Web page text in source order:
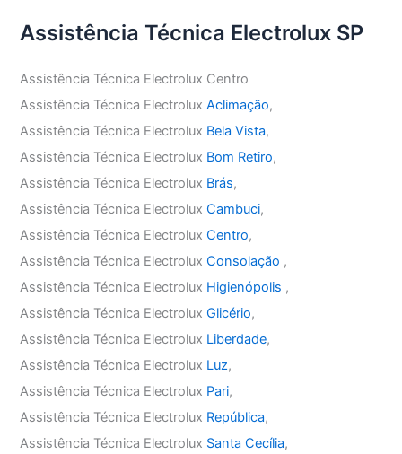
Assistência Técnica Electrolux SP
Assistência Técnica Electrolux Centro
Assistência Técnica ElectroluxAclimação,
Assistência Técnica Electrolux Bela Vista,
Assistência Técnica Electrolux Bom Retiro,
Assistência Técnica Electrolux Brás,
Assistência Técnica ElectroluxCambuci,
Assistência Técnica ElectroluxCentro,
Assistência Técnica ElectroluxConsolação ,
Assistência Técnica Electrolux Higienópolis ,
Assistência Técnica ElectroluxGlicério,
Assistência Técnica Electrolux Liberdade,
Assistência Técnica Electrolux Luz,
Assistência Técnica Electrolux Pari,
Assistência Técnica Electrolux República,
Assistência Técnica Electrolux Santa Cecília,